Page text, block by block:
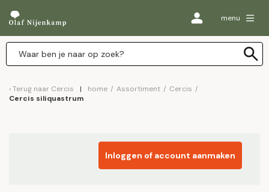
menu
Terug naar Cercis home / Assortiment / Cercis /
Cercis siliquastrum
Inloggen of account aanmaken